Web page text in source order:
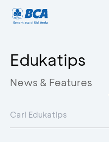
Edukatips
News & Features